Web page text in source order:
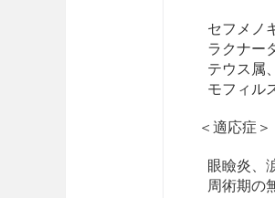
セフメノ
ラクナー
テウス属
モフィル
＜適応症＞
眼瞼炎、
周術期の